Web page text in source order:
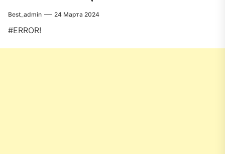
Best_admin 24 Марта 2024
#ERROR!